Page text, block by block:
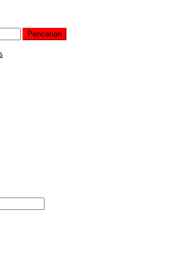
Pencarian